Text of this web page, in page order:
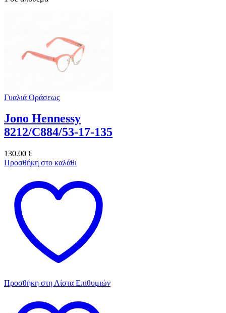
Γυαλιά Οράσεως
Jono Hennessy
8212/C884/53-17-135
130.00 €
Προσθήκη στο καλάθι
Προσθήκη στη Λίστα Επιθυμιών